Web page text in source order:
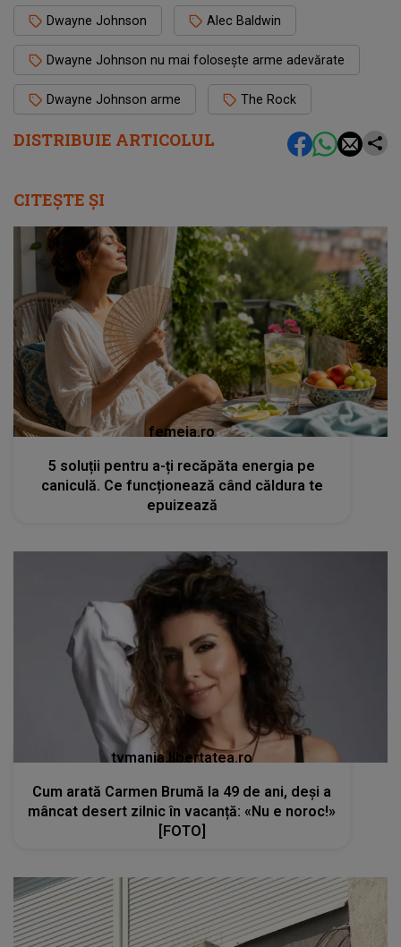
DISTRIBUIE ARTICOLUL
Dwayne Johnson Alec Baldwin
Dwayne Johnson nu mai folosește arme adevărate
Dwayne Johnson arme The Rock
CITEȘTE ȘI
femeia.ro
5 soluții pentru a-ți recăpăta energia pe
caniculă. Ce funcționează când căldura te
epuizează
tvmania.libertatea.ro
Cum arată Carmen Brumă la 49 de ani, deși a
mâncat desert zilnic în vacanță: «Nu e noroc!»
[FOTO]